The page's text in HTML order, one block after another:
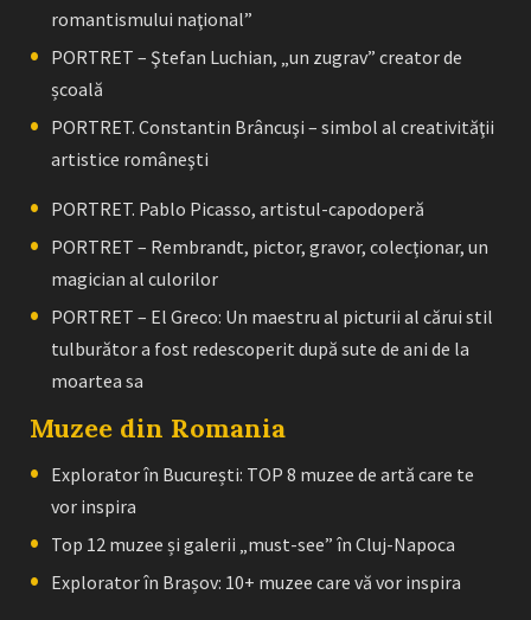
romantismului naţional”
PORTRET – Ştefan Luchian, „un zugrav” creator de
școală
PORTRET. Constantin Brâncuşi – simbol al creativităţii
artistice româneşti
PORTRET. Pablo Picasso, artistul-capodoperă
PORTRET – Rembrandt, pictor, gravor, colecţionar, un
magician al culorilor
PORTRET – El Greco: Un maestru al picturii al cărui stil
tulburător a fost redescoperit după sute de ani de la
moartea sa
Muzee din Romania
Explorator în București: TOP 8 muzee de artă care te
vor inspira
Top 12 muzee și galerii „must-see” în Cluj-Napoca
Explorator în Brașov: 10+ muzee care vă vor inspira